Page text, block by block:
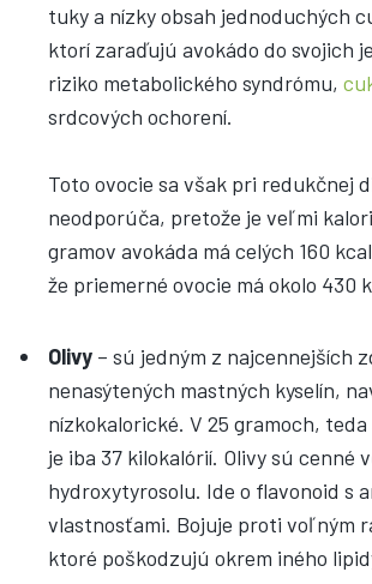
tuky a nízky obsah jednoduchých
ktorí zaraďujú avokádo do svojich
riziko metabolického syndrómu,
srdcových ochorení.
Toto ovocie sa však pri redukčnej
neodporúča, pretože je veľmi
gramov avokáda má celých 160
že priemerné ovocie má okolo 430
Olivy – sú jedným z najcennejších
nenasýtených mastných kyselín,
nízkokalorické. V 25 gramoch, teda
je iba 37 kilokalórií. Olivy sú cenné
hydroxytyrosolu. Ide o flavonoid s
vlastnosťami. Bojuje proti voľným
ktoré poškodzujú okrem iného